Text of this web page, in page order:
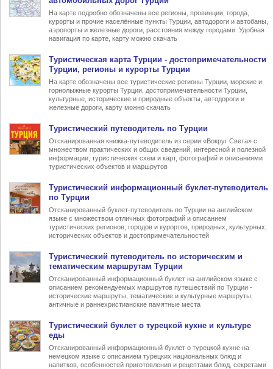
На карте подробно обозначены все регионы, провинции, города,
курорты и прочие населённые пункты Турции, автодороги и автобаны,
аэропорты и железные дороги, расстояния между городами. Удобная
навигация по карте, карту можно скачать
Туристическая карта Турции - достопримечательности
Турции, регионы и курорты Турции
На карте обозначены все туристические регионы Турции, морские и
горнолыжные курорты Турции, достопримечательности Турции,
культурные, исторические и природные объекты, автодороги и
железные дороги, карту можно скачать
Туристический путеводитель по Турции
Отсканированная книжка-путеводитель из серии «Вокруг Света» с
множеством практических и общих сведений, интересной и полезной
информации, туристических схем и карт, фотографий и описаниями
туристических объектов и маршрутов
Туристический информационный буклет-путеводитель
по Турции
Отсканированный буклет-путеводитель по Турции на английском
языке с множеством отличных фотографий и описанием
туристических регионов, городов и курортов, природных, культурных,
исторических объектов и достопримечательностей
Туристический путеводитель по историческим и
тематическим маршрутам Турции
Отсканированный информационный буклет на английском языке с
описанием рекомендуемых маршрутов путешествий по Турции -
исторические маршруты, тематические и культурные маршруты,
античные и раннехристианские памятные места
Туристический буклет о турецкой кухнеи культуре
еды
Отсканированный информационный буклет о турецкой кухне на
немецком языке с описанием турецких национальных блюд и
напитков, особенностей приготовления и рецептами блюд, секретами